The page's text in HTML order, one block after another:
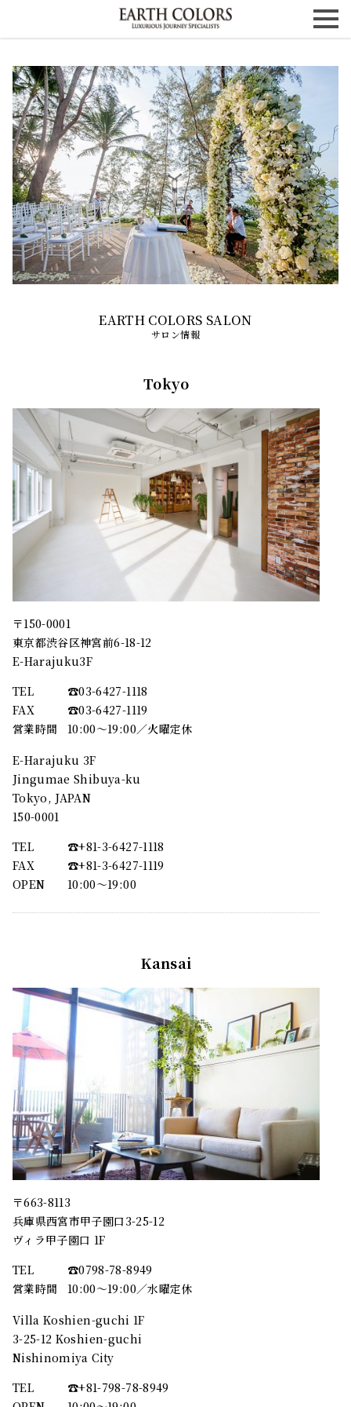
サロン情報
Tokyo
〒150-0001
東京都渋谷区神宮前6-18-12
E-Harajuku3F
TEL
☎︎03-6427-1118
FAX
☎︎03-6427-1119
営業時間
10:00～19:00／火曜定休
E-Harajuku 3F
Jingumae Shibuya-ku
Tokyo, JAPAN
150-0001
TEL
☎︎+81-3-6427-1118
FAX
☎︎+81-3-6427-1119
OPEN
10:00〜19:00
Kansai
〒663-8113
兵庫県西宮市甲子園口3-25-12
ヴィラ甲子園口 1F
TEL
☎︎0798-78-8949
営業時間
10:00～19:00／水曜定休
Villa Koshien-guchi 1F
3-25-12 Koshien-guchi
Nishinomiya City
TEL
☎︎+81-798-78-8949